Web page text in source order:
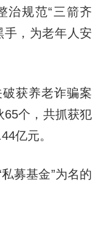
治规范“三箭齐
手，为老年人安
获养老诈骗案
65个，共抓获犯
亿元。
募基金”为名的